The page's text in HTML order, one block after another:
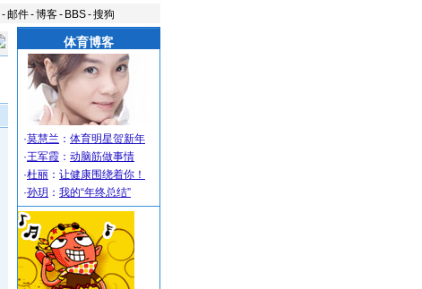
-邮件-博客- BBS-搜狗
体育博客
·莫慧兰 ： 体育明星贺新年
·王军霞 ： 动脑筋做事情
·杜丽 ： 让健康围绕着你！
·孙玥 ： 我的“年终总结”